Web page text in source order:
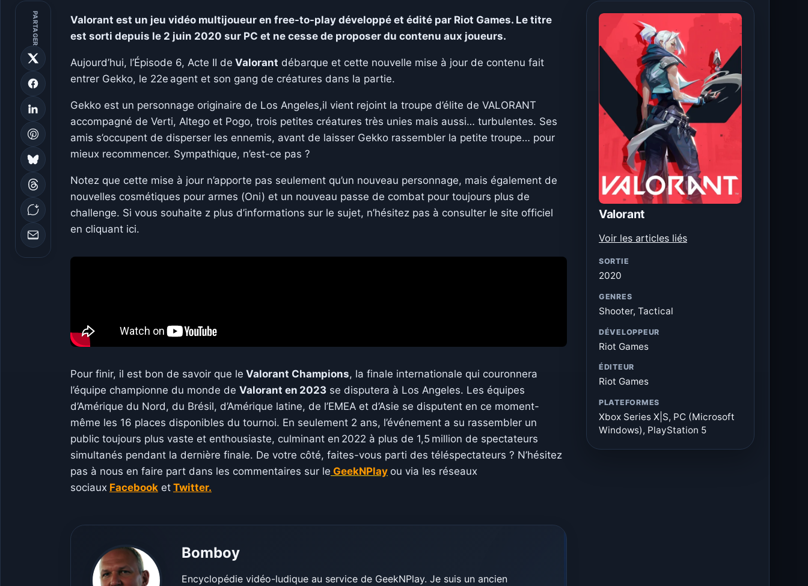
PARTAGER
Valorant est un jeu vidéo multijoueur en free-to-play développé et édité par Riot Games. Le titre
est sorti depuis le 2 juin 2020 sur PC et ne cesse de proposer du contenu aux joueurs.
Aujourd’hui, l’Épisode 6, Acte II de Valorant débarque et cette nouvelle mise à jour de contenu fait
entrer Gekko, le 22e agent et son gang de créatures dans la partie.
Gekko est un personnage originaire de Los Angeles,il vient rejoint la troupe d’élite de VALORANT
accompagné de Verti, Altego et Pogo, trois petites créatures très unies mais aussi… turbulentes. Ses
amis s’occupent de disperser les ennemis, avant de laisser Gekko rassembler la petite troupe… pour
mieux recommencer. Sympathique, n’est-ce pas ?
Notez que cette mise à jour n’apporte pas seulement qu’un nouveau personnage, mais également de
nouvelles cosmétiques pour armes (Oni) et un nouveau passe de combat pour toujours plus de
challenge. Si vous souhaite z plus d’informations sur le sujet, n’hésitez pas à consulter le site officiel
en cliquant ici.
Pour finir, il est bon de savoir que le Valorant Champions, la finale internationale qui couronnera
l’équipe championne du monde de Valorant en 2023 se disputera à Los Angeles. Les équipes
d’Amérique du Nord, du Brésil, d’Amérique latine, de l’EMEA et d’Asie se disputent en ce moment-
même les 16 places disponibles du tournoi. En seulement 2 ans, l’événement a su rassembler un
public toujours plus vaste et enthousiaste, culminant en 2022 à plus de 1,5 million de spectateurs
simultanés pendant la dernière finale. De votre côté, faites-vous parti des téléspectateurs ? N’hésitez
pas à nous en faire part dans les commentaires sur le GeekNPlay ou via les réseaux
sociaux Facebook et Twitter.
Bomboy
Encyclopédie vidéo-ludique au service de GeekNPlay. Je suis un ancien
Valorant
Voir les articles liés
SORTIE
2020
GENRES
Shooter, Tactical
DÉVELOPPEUR
Riot Games
ÉDITEUR
Riot Games
PLATEFORMES
Xbox Series X|S, PC (Microsoft
Windows), PlayStation 5